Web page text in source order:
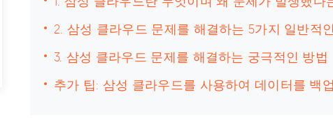
2. 삼성 클라우드 문제를 해결하는 5가지 일반적
3. 삼성 클라우드 문제를 해결하는 궁극적인 방법
추가 팁: 삼성 클라우드를 사용하여 데이터를 백